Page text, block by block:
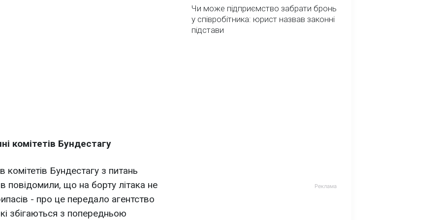
комітетів Бундестагу
комітетів Бундестагу з питань
повідомили, що на борту літака не
- про це передало агентство
збігаються з попередньою
Чи може підприємство забрати бронь
у співробітника: юрист назвав законні
підстави